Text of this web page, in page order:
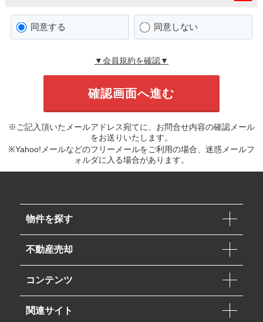
同意する 同意しない
▼会員規約を確認▼
※ご記入頂いたメールアドレス宛てに、お問合せ内容の確認メール
をお送りいたします。
※Yahoo!メールなどのフリーメールをご利用の場合、迷惑メールフ
ォルダに入る場合があります。
物件を探す
不動産売却
コンテンツ
関連サイト